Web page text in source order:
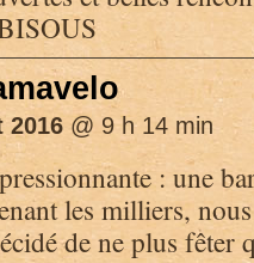
2016 @ 9 h 14 min
: une
les milliers,
de ne plus fêter